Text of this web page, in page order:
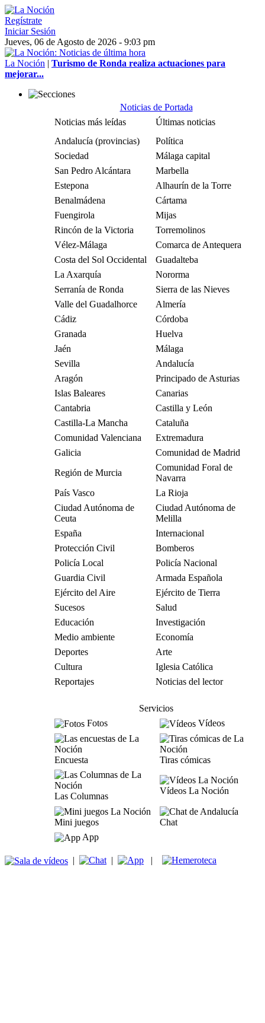
Regístrate
Iniciar Sesión
Jueves, 06 de Agosto de 2026 - 9:03 pm
La Noción | Turismo de Ronda realiza actuaciones para
mejorar...
Noticias de Portada
Noticias más leídas
Últimas noticias
Andalucía (provincias)
Política
Sociedad
Málaga capital
San Pedro Alcántara
Marbella
Estepona
Alhaurín de la Torre
Benalmádena
Cártama
Fuengirola
Mijas
Rincón de la Victoria
Torremolinos
Vélez-Málaga
Comarca de Antequera
Costa del Sol Occidental
Guadalteba
La Axarquía
Nororma
Serranía de Ronda
Sierra de las Nieves
Valle del Guadalhorce
Almería
Cádiz
Córdoba
Granada
Huelva
Jaén
Málaga
Sevilla
Andalucía
Aragón
Principado de Asturias
Islas Baleares
Canarias
Cantabria
Castilla y León
Castilla-La Mancha
Cataluña
Comunidad Valenciana
Extremadura
Galicia
Comunidad de Madrid
Región de Murcia
Comunidad Foral de
Navarra
País Vasco
La Rioja
Ciudad Autónoma de
Ceuta
Ciudad Autónoma de
Melilla
España
Internacional
Protección Civil
Bomberos
Policía Local
Policía Nacional
Guardia Civil
Armada Española
Ejército del Aire
Ejército de Tierra
Sucesos
Salud
Educación
Investigación
Medio ambiente
Economía
Deportes
Arte
Cultura
Iglesia Católica
Reportajes
Noticias del lector
Servicios
Fotos
Vídeos
Encuesta Tiras cómicas
Las Columnas
Vídeos La Noción
Mini juegos
Chat
App
| | |